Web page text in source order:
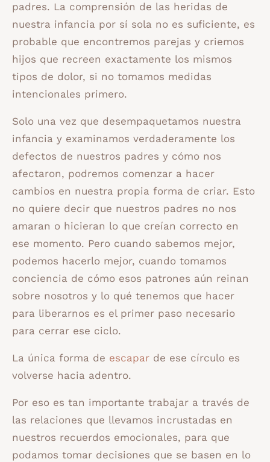
padres. La comprensión de las heridas de
nuestra infancia por sí sola no es suficiente, es
probable que encontremos parejas y criemos
hijos que recreen exactamente los mismos
tipos de dolor, si no tomamos medidas
intencionales primero.
Solo una vez que desempaquetamos nuestra
infancia y examinamos verdaderamente los
defectos de nuestros padres y cómo nos
afectaron, podremos comenzar a hacer
cambios en nuestra propia forma de criar. Esto
no quiere decir que nuestros padres no nos
amaran o hicieran lo que creían correcto en
ese momento. Pero cuando sabemos mejor,
podemos hacerlo mejor, cuando tomamos
conciencia de cómo esos patrones aún reinan
sobre nosotros y lo qué tenemos que hacer
para liberarnos es el primer paso necesario
para cerrar ese ciclo.
La única forma de escapar de ese círculo es
volverse hacia adentro.
Por eso es tan importante trabajar a través de
las relaciones que llevamos incrustadas en
nuestros recuerdos emocionales, para que
podamos tomar decisiones que se basen en lo